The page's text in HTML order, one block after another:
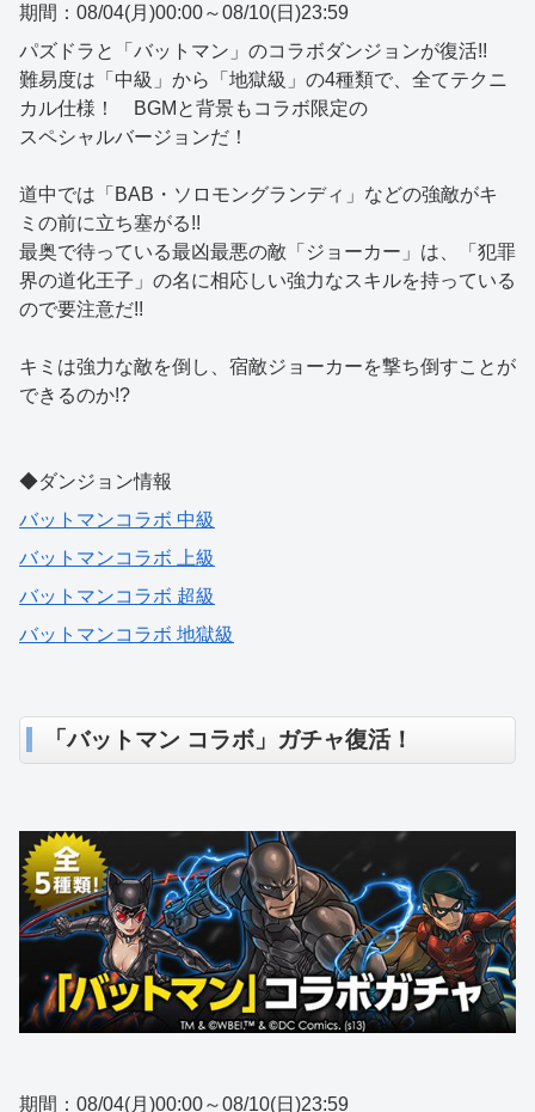
期間：08/04(月)00:00～08/10(日)23:59
パズドラと「バットマン」のコラボダンジョンが復活!!
難易度は「中級」から「地獄級」の4種類で、全てテクニ
カル仕様！ BGMと背景もコラボ限定の
スペシャルバージョンだ！
道中では「BAB・ソロモングランディ」などの強敵がキ
ミの前に立ち塞がる!!
最奥で待っている最凶最悪の敵「ジョーカー」は、「犯罪
界の道化王子」の名に相応しい強力なスキルを持っている
ので要注意だ!!
キミは強力な敵を倒し、宿敵ジョーカーを撃ち倒すことが
できるのか!?
◆ダンジョン情報
バットマンコラボ 中級
バットマンコラボ 上級
バットマンコラボ 超級
バットマンコラボ 地獄級
「バットマン コラボ」ガチャ復活！
期間：08/04(月)00:00～08/10(日)23:59